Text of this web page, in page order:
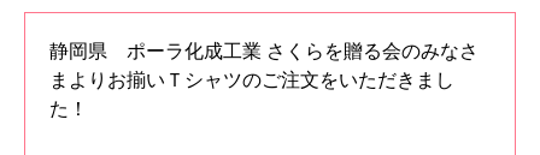
静岡県 ポーラ化成工業 さくらを贈る会のみなさ
まよりお揃いＴシャツのご注文をいただきまし
た！